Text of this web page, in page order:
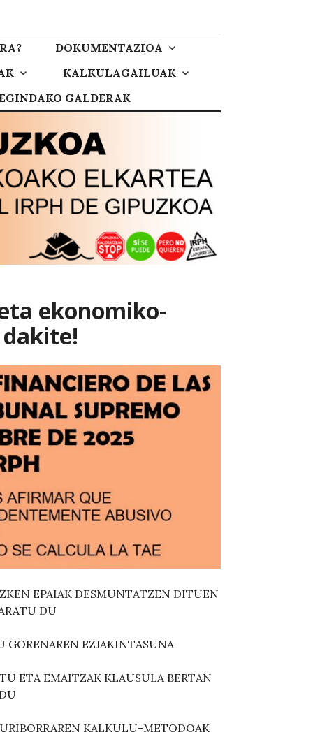
DOKUMENTAZIOA
KALKULAGAILUAK
GALDERAK
ekonomiko-
EPAIAK DESMUNTATZEN DITUEN
DU
EZJAKINTASUNA
ETA EMAITZAK KLAUSULA BERTAN
KALKULU-METODOAK